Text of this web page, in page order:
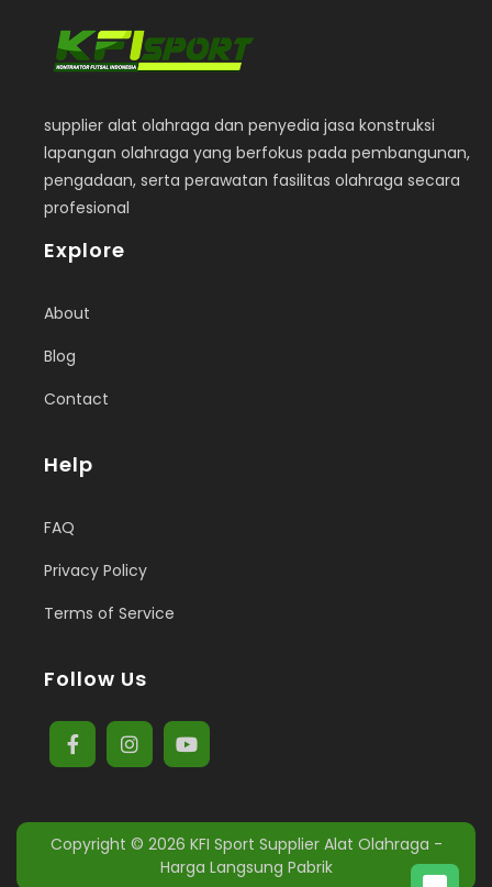
supplier alat olahraga dan penyedia jasa konstruksi
lapangan olahraga yang berfokus pada pembangunan,
pengadaan, serta perawatan fasilitas olahraga secara
profesional
Explore
About
Blog
Contact
Help
FAQ
Privacy Policy
Terms of Service
Follow Us
Copyright © 2026 KFI Sport Supplier Alat Olahraga -
Harga Langsung Pabrik